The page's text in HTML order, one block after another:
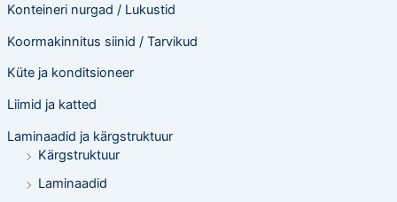
Konteineri nurgad / Lukustid
Koormakinnitus siinid / Tarvikud
Küte ja konditsioneer
Liimid ja katted
Laminaadid ja kärgstruktuur
Kärgstruktuur
Laminaadid